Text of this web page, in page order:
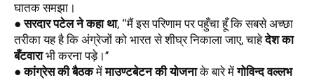
घातक समझा।
● सरदार पटेल ने कहा था, ‘‘मैं इस परिणाम पर पहुँचा हूँ कि सबसे अच्छा
तरीका यह है कि अंग्रेजों को भारत से शीघ्र निकाला जाए, चाहे देश का
बँटवारा भी करना पड़े।’’
● कांग्रेस की बैठक में माउण्टबेटन की योजना के बारे में गोविन्द वल्लभ